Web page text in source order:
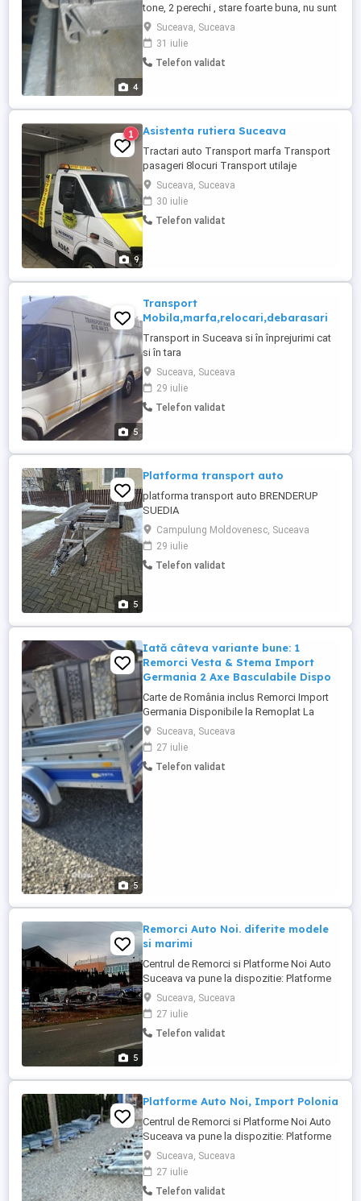
4
tone, 2 perechi , stare foarte buna, nu sunt
ale mele, pentru detalii sunati la zero 750
sapte 40404
Suceava, Suceava
31 iulie
Telefon validat
9
1 Asistenta rutiera Suceava
Tractari auto Transport marfa Transport
pasageri 8locuri Transport utilaje
agricole0757221893
Suceava, Suceava
30 iulie
Telefon validat
5
Transport
Mobila,marfa,relocari,debarasari
Transport in Suceava si în înprejurimi cat
si în tara
mobila,marfa,relocari,debarasari.Microbuz
3,5tone,super lung si inalt cu experienta in
caratul mobilei.Pretul se discuta telefonic
si e in functie de distanta ,volum,etaj,cu
Suceava, Suceava
29 iulie
Telefon validat
5
Platforma transport auto
platforma transport auto BRENDERUP
SUEDIA
Campulung Moldovenesc, Suceava
29 iulie
Telefon validat
5
Iată câteva variante bune: 1
Remorci Vesta & Stema Import
Germania 2 Axe Basculabile Dispo
Carte de România inclus Remorci Import
Germania Disponibile la Remoplat La
Remoplat îți punem la dispoziție o gamă
variată de remorci de calitate, aduse din
Germania, ideale pentru transport marfă,
materiale sau utilaje. Fiabile, robuste și
Suceava, Suceava
27 iulie
Telefon validat
5
Remorci Auto Noi. diferite modele
si marimi
Centrul de Remorci si Platforme Noi Auto
Suceava va pune la dispozitie: Platforme
auto noi, model Gala Taurus, import
Polonia, disponibile imediat. Posibilitate
de achiziție în rate prin partenerii noștri:
TBI Bank și UniCredit Bank Dimensiuni
Suceava, Suceava
27 iulie
Telefon validat
Platforme Auto Noi, Import Polonia
Centrul de Remorci si Platforme Noi Auto
Suceava va pune la dispozitie: Platforme
auto noi, model Gala Taurus, import
Polonia, disponibile imediat. Posibilitate
de achiziție în rate prin partenerii noștri:
TBI Bank și UniCredit Bank Dimensiuni
Suceava, Suceava
27 iulie
Telefon validat